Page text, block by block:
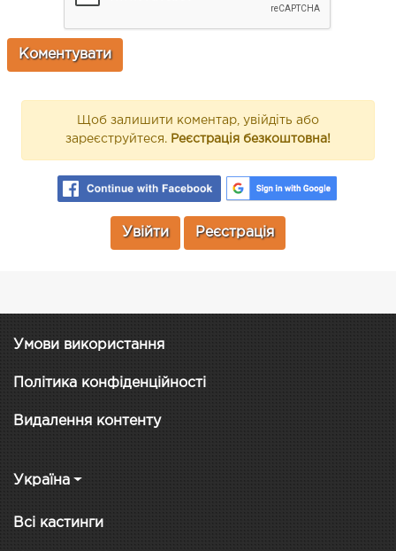
Щоб залишити коментар, увійдіть або
зареєструйтеся. Реєстрація безкоштовна!
Увійти Реєстрація
Умови використання
Політика конфіденційності
Видалення контенту
Україна
Всі кастинги